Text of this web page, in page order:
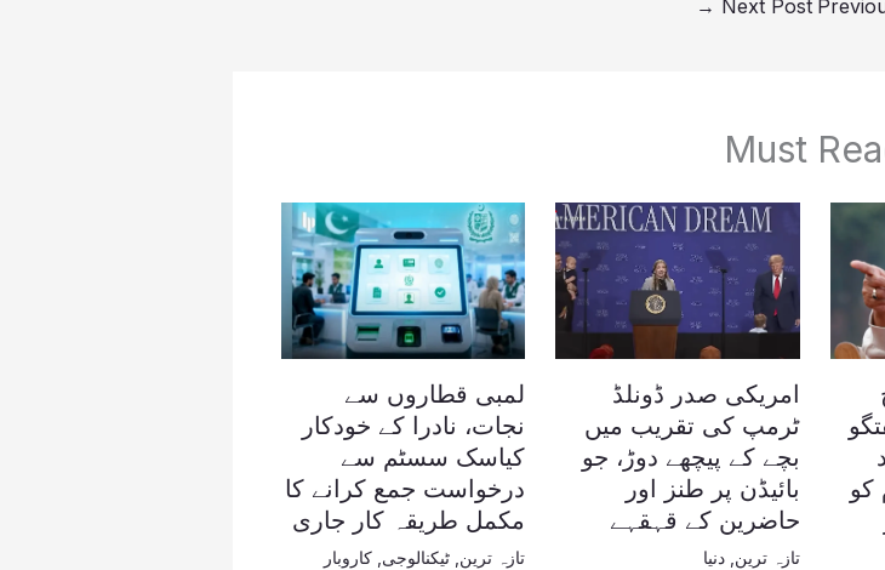
Next Post
→
Must
کو
امریکی صدر ڈونلڈ
ٹرمپ کی تقریب میں
بچے کے پیچھے دوڑ، جو
بائیڈن پر طنز اور
حاضرین کے قہقہے
تازہ ترین ,دنیا
لمبی قطاروں سے
نجات، نادرا کے خودکار
کیاسک سسٹم سے
درخواست جمع کرانے کا
مکمل طریقہ کار جاری
تازہ ترین ٹیکنالوجی کاروبار